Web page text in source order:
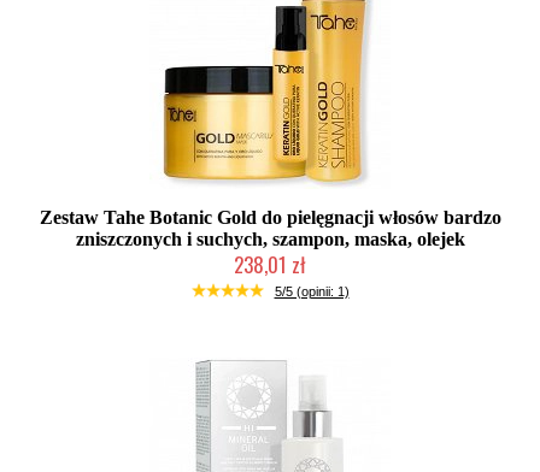
Zestaw Tahe Botanic Gold do pielęgnacji włosów bardzo
zniszczonych i suchych, szampon, maska, olejek
238,01 zł
Duża ilość (wysyłka w 24h)
5/5 (opinii: 1)